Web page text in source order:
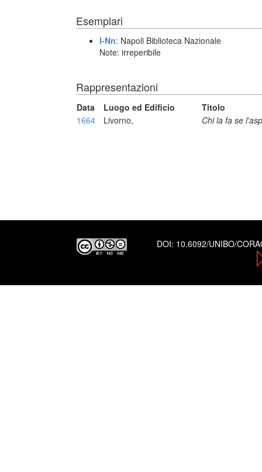
Esemplari
I-Nn: Napoli Biblioteca Nazionale
Note: irreperibile
Rappresentazioni
Data Luogo ed Edificio
Titolo
1664
Livorno, Chi la fa se
DOI: 10.6092/UNIBO/